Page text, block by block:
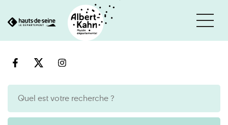
au
Cookies et traceurs utilisés sur ce site